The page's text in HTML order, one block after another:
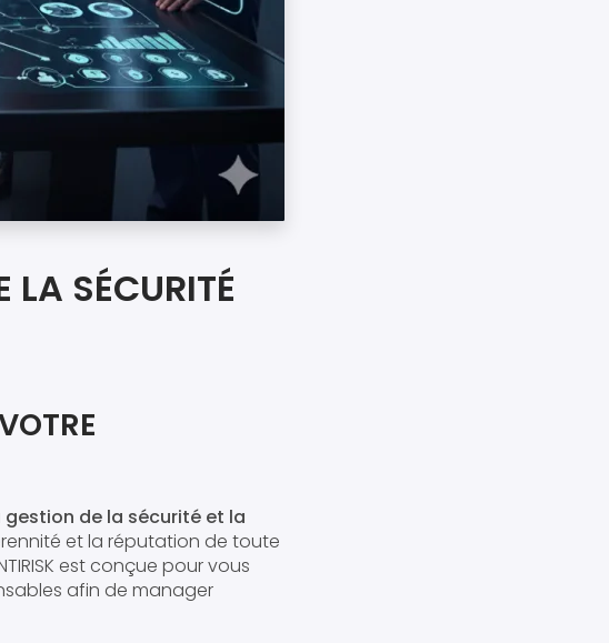
SÉCURITÉ
gestion de la sécurité et la
et la réputation de toute
est conçue pour vous
afin de manager